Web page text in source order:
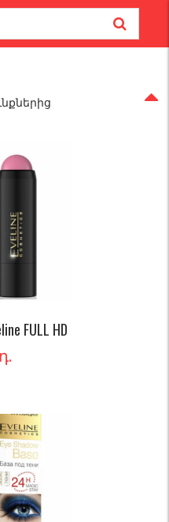
FULL HD
դ.